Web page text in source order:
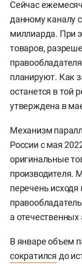
Сейчас
данному каналу
миллиарда. При
товаров,
планируют. Как
останется в той
утверждена в
Механизм
России с мая
оригинальные
производителя.
перечень исходя
а отечественных
В январе объем
сократился до